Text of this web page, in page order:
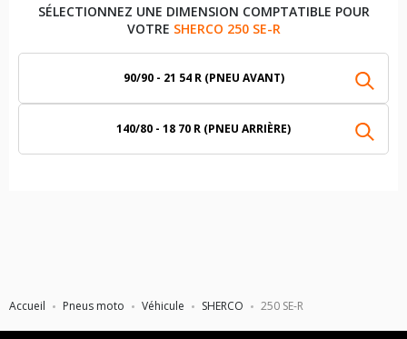
Accueil Pneus moto Véhicule SHERCO 250 SE-R
SÉLECTIONNEZ UNE DIMENSION COMPTATIBLE POUR
VOTRE SHERCO 250 SE-R
90/90 - 21 54 R (PNEU AVANT)
140/80 - 18 70 R (PNEU ARRIÈRE)